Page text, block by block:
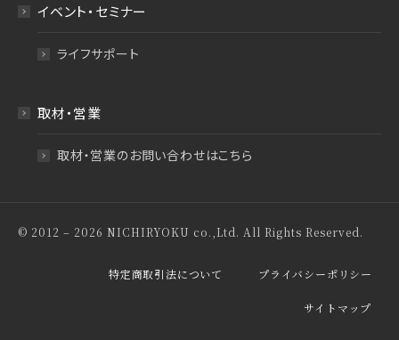
イベント・セミナー
ライフサポート
取材・営業
取材・営業のお問い合わせはこちら
© 2012 – 2026 NICHIRYOKU co.,Ltd. All Rights Reserved.
特定商取引法について プライバシーポリシー
サイトマップ